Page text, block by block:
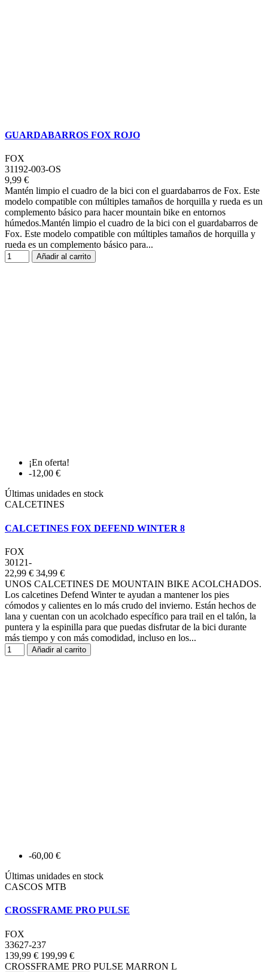
GUARDABARROS FOX ROJO
FOX
31192-003-OS
9,99 €
Mantén limpio el cuadro de la bici con el guardabarros de Fox. Este
modelo compatible con múltiples tamaños de horquilla y rueda es un
complemento básico para hacer mountain bike en entornos
húmedos.Mantén limpio el cuadro de la bici con el guardabarros de
Fox. Este modelo compatible con múltiples tamaños de horquilla y
rueda es un complemento básico para...
Añadir al carrito
¡En oferta!
-12,00 €
Últimas unidades en stock
CALCETINES
CALCETINES FOX DEFEND WINTER 8
FOX
30121-
22,99 € 34,99 €
UNOS CALCETINES DE MOUNTAIN BIKE ACOLCHADOS.
Los calcetines Defend Winter te ayudan a mantener los pies
cómodos y calientes en lo más crudo del invierno. Están hechos de
lana y cuentan con un acolchado específico para trail en el talón, la
puntera y la espinilla para que puedas disfrutar de la bici durante
más tiempo y con más comodidad, incluso en los...
Añadir al carrito
-60,00 €
Últimas unidades en stock
CASCOS MTB
CROSSFRAME PRO PULSE
FOX
33627-237
139,99 € 199,99 €
CROSSFRAME PRO PULSE MARRON L